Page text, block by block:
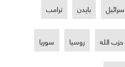
بايدن ترامب
حزب الله روسيا سوريا